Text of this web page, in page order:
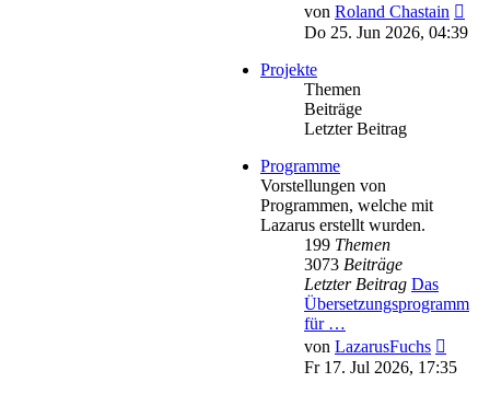
von Roland Chastain
Do 25. Jun 2026, 04:39
Projekte
Themen
Beiträge
Letzter Beitrag
Programme
Vorstellungen von
Programmen, welche mit
Lazarus erstellt wurden.
199 Themen
3073 Beiträge
Letzter Beitrag Das
Übersetzungsprogramm
für …
von LazarusFuchs
Fr 17. Jul 2026, 17:35